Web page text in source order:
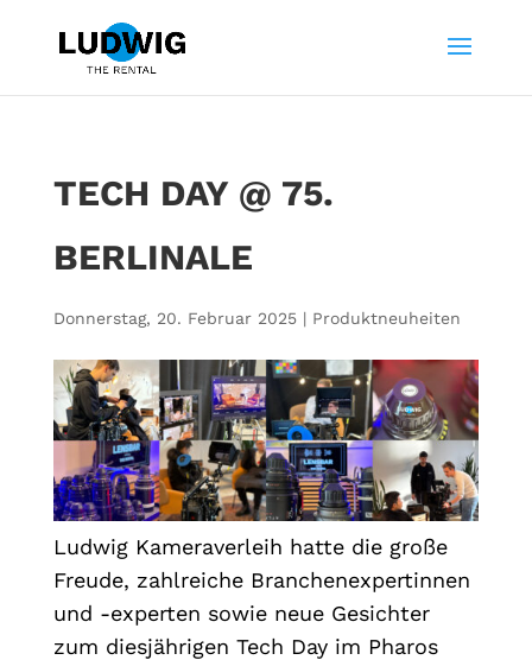
TECH DAY @ 75.
BERLINALE
Donnerstag, 20. Februar 2025| Produktneuheiten
Ludwig Kameraverleih hatte die große
Freude, zahlreiche Branchenexpertinnen
und -experten sowie neue Gesichter
zum diesjährigen Tech Day im Pharos